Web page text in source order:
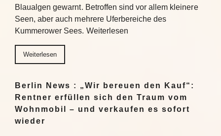
Blaualgen gewarnt. Betroffen sind vor allem kleinere
Seen, aber auch mehrere Uferbereiche des
Kummerower Sees. Weiterlesen
Weiterlesen
Berlin News : „Wir bereuen den Kauf“:
Rentner erfüllen sich den Traum vom
Wohnmobil – und verkaufen es sofort
wieder